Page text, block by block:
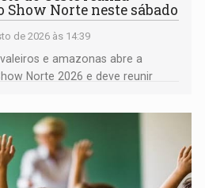
Show Norte neste sábado
de 2026 às 14:39
e amazonas abre a
Norte 2026 e deve reunir